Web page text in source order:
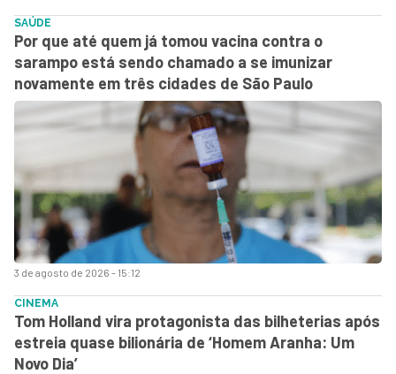
3 de agosto de 2026 - 15:12
SAÚDE
Por que até quem já tomou vacina contra o
sarampo está sendo chamado a se imunizar
novamente em três cidades de São Paulo
CINEMA
Tom Holland vira protagonista das bilheterias após
estreia quase bilionária de ‘Homem Aranha: Um
Novo Dia’